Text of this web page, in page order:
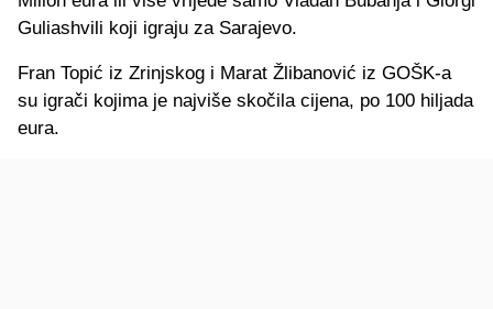
Guliashvili koji igraju za Sarajevo.
Fran Topić iz Zrinjskog i Marat Žlibanović iz GOŠK-a
su igrači kojima je najviše skočila cijena, po 100 hiljada
eura.